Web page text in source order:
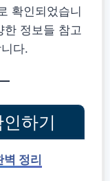
확인되었습니
한 정보들 참고
다.
하기
벽 정리